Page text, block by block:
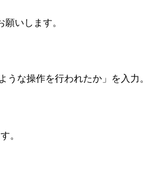
いします。
な操作を行われたか」を入力。
。